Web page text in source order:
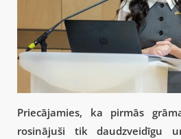
Priecājamies, ka pirmās
rosinājuši tik daudzveidīgu